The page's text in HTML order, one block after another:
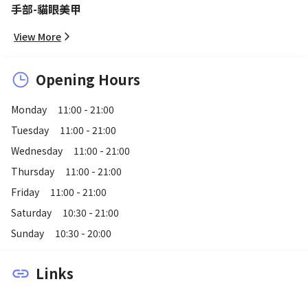
手部-貓眼美甲
View More
Opening Hours
Monday
11:00 - 21:00
Tuesday
11:00 - 21:00
Wednesday
11:00 - 21:00
Thursday
11:00 - 21:00
Friday
11:00 - 21:00
Saturday
10:30 - 21:00
Sunday
10:30 - 20:00
link Links